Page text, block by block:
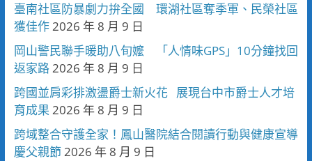
臺南社區防暴劇力拚全國 環湖社區奪季軍、民榮社區
獲佳作2026 年 8 月 9 日
岡山警民聯手暖助八旬嬤 「人情味GPS」10分鐘找回
返家路2026 年 8 月 9 日
跨國並肩彩排激盪爵士新火花 展現台中市爵士人才培
育成果 2026 年 8 月 9 日
跨域整合守護全家！鳳山醫院結合閱讀行動與健康宣導
慶父親節2026 年 8 月 9 日